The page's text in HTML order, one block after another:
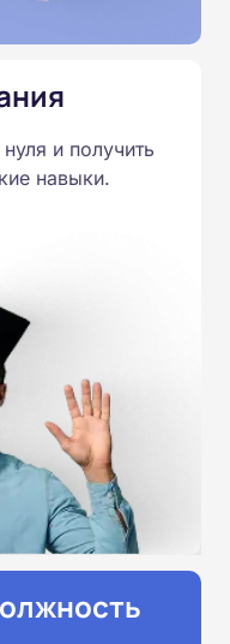
и получить
навыки.